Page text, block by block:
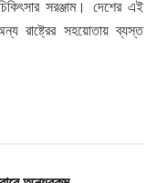
সরঞ্জাম। দেশের এই
রাষ্ট্রের সহয়োতায় ব্যস্ত